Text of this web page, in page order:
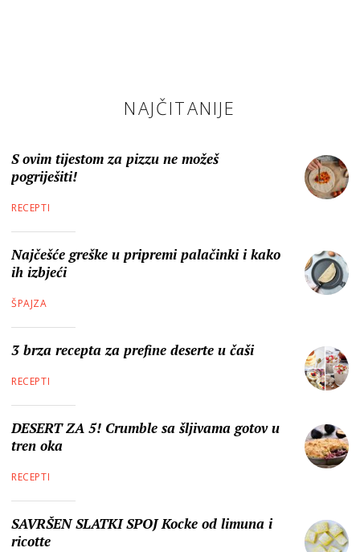
NAJČITANIJE
S ovim tijestom za pizzu ne možeš
pogriješiti!
RECEPTI
Najčešće greške u pripremi palačinki i kako
ih izbjeći
ŠPAJZA
3 brza recepta za prefine deserte u čaši
RECEPTI
DESERT ZA 5! Crumble sa šljivama gotov u
tren oka
RECEPTI
SAVRŠEN SLATKI SPOJ Kocke od limuna i
ricotte